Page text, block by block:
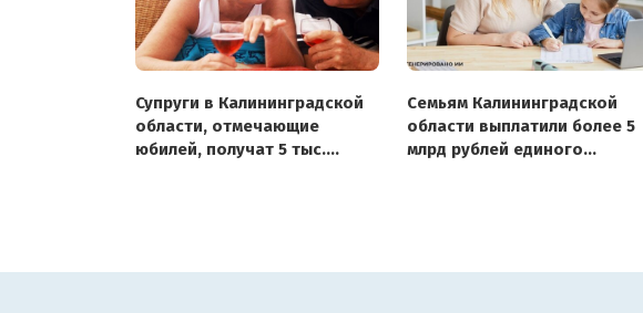
Супруги в Калининградской
области, отмечающие
юбилей, получат 5 тыс.
Семьям Калининградской
области выплатили более 5
млрд рублей единого